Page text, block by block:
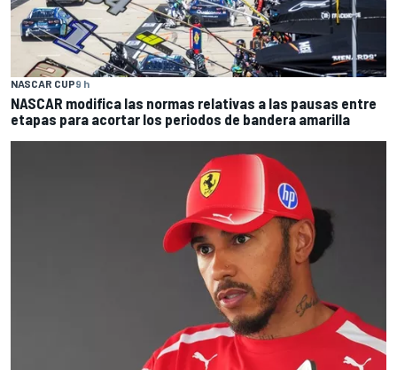
NASCAR CUP9 h
NASCAR modifica las normas relativas a las pausas entre
etapas para acortar los periodos de bandera amarilla